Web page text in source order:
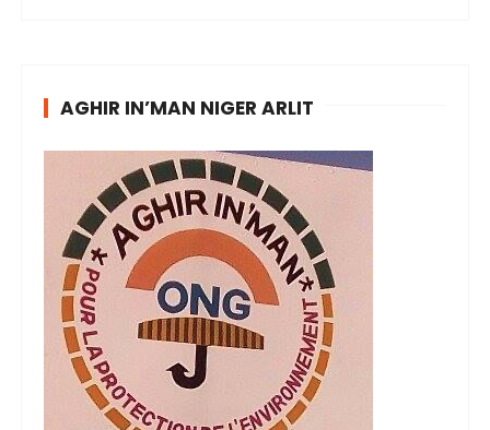
AGHIR IN’MAN NIGER ARLIT